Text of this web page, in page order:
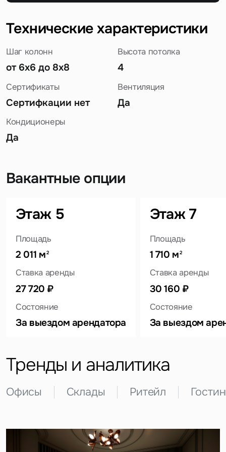
Технические характеристики
Шаг колонн
от 6х6 до 8х8
Высота потолка
4
Сертификаты
Сертифкации нет
Вентиляция
Да
Кондиционеры
Да
Вакантные опции
Этаж 5
Площадь
2 011 м2
Ставка аренды
27 720 ₽
Состояние
За выездом арендатора
Этаж 7
Площадь
1 710 м2
Ставка аренды
30 160 ₽
Состояние
За выездом
Тренды и аналитика
Офисы Склады Ритейл
Задайте свой вопрос
Вопрос
Предложение
Уведомления
Это обязательное поле
Это обязательное поле